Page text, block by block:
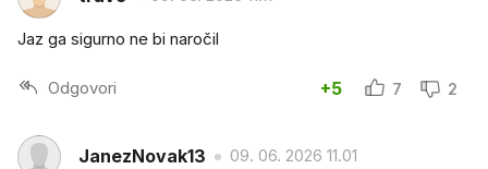
Jaz ga sigurno ne bi naročil
Odgovori +5 7 2
JanezNovak13 09. 06. 2026 11.01